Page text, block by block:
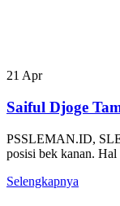
21 Apr
Saiful Djoge
PSSLEMAN.ID,
posisi bek kanan.
Selengkapnya